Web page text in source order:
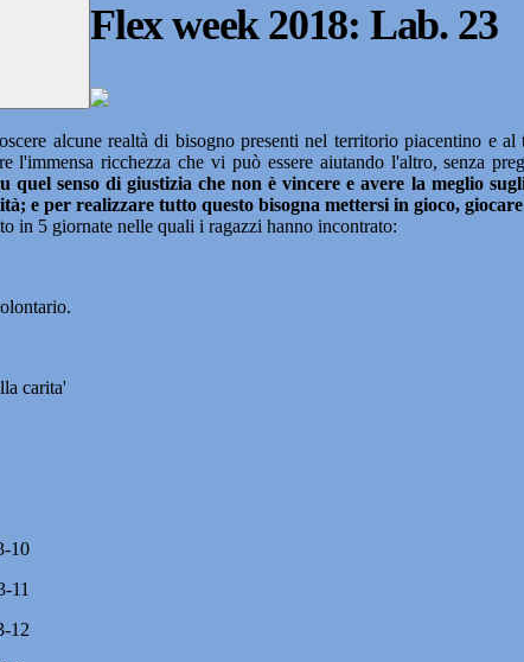
Flex week 2018: Lab. 23
alcune realtà di bisogno presenti nel territorio piacentino e al
ricchezza che vi può essere aiutando l'altro, senza
senso di giustizia che non è vincere e avere la meglio
per realizzare tutto questo bisogna mettersi in gioco,
in 5 giornate nelle quali i ragazzi hanno incontrato:
carita'